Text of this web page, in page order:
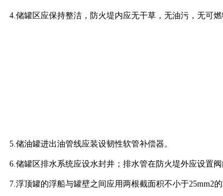
4.储罐区应保持整洁，防火堤内应无干草，无油污，无可燃
5.储油罐进出油管线应装设韧性软管补偿器。
6.储罐区排水系统应设水封井；排水管在防火堤外应设置
7.浮顶罐的浮船与罐壁之间应用两根截面积不小于25mm2的